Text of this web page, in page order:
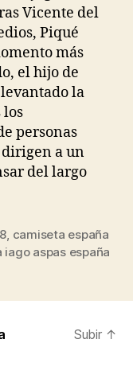
Vicente del
Piqué
más
el hijo de
la
los
personas
dirigen a un
del largo
camiseta españa
iago aspas españa
Subir ↑